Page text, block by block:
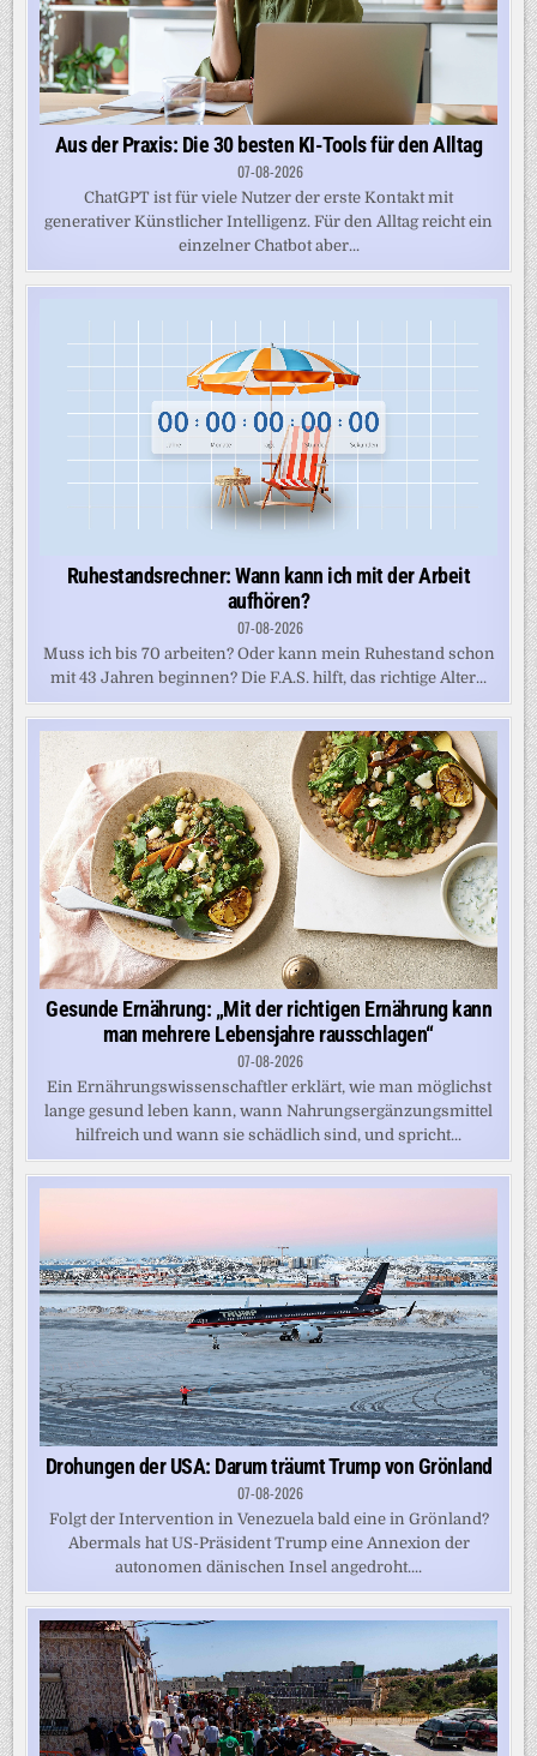
Aus der Praxis: Die 30 besten KI-Tools für den Alltag
07-08-2026
ChatGPT ist für viele Nutzer der erste Kontakt mit
generativer Künstlicher Intelligenz. Für den Alltag reicht ein
einzelner Chatbot aber...
Ruhestandsrechner: Wann kann ich mit der Arbeit
aufhören?
07-08-2026
Muss ich bis 70 arbeiten? Oder kann mein Ruhestand schon
mit 43 Jahren beginnen? Die F.A.S. hilft, das richtige Alter...
Gesunde Ernährung: „Mit der richtigen Ernährung kann
man mehrere Lebensjahre rausschlagen“
07-08-2026
Ein Ernährungswissenschaftler erklärt, wie man möglichst
lange gesund leben kann, wann Nahrungsergänzungsmittel
hilfreich und wann sie schädlich sind, und spricht...
Drohungen der USA: Darum träumt Trump von Grönland
07-08-2026
Folgt der Intervention in Venezuela bald eine in Grönland?
Abermals hat US-Präsident Trump eine Annexion der
autonomen dänischen Insel angedroht....